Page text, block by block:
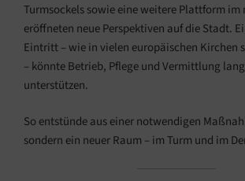
Turmsockels sowie eine weitere Plattform im
eröffneten neue Perspektiven auf die Stadt.
Eintritt – wie in vielen europäischen Kirchen
– könnte Betrieb, Pflege und Vermittlung
unterstützen.
So entstünde aus einer notwendigen
sondern ein neuer Raum – im Turm und im